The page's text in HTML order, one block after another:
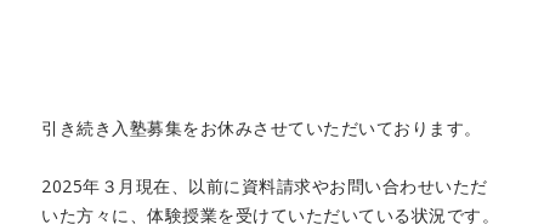
引き続き入塾募集をお休みさせていただいております。
2025年３月現在、以前に資料請求やお問い合わせいただ
いた方々に、体験授業を受けていただいている状況です。